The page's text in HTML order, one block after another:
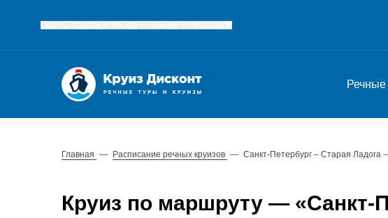
Речные
Главная — Расписание речных круизов — Санкт-Петербург – Старая Ладога
Круиз по маршруту — «Санкт-